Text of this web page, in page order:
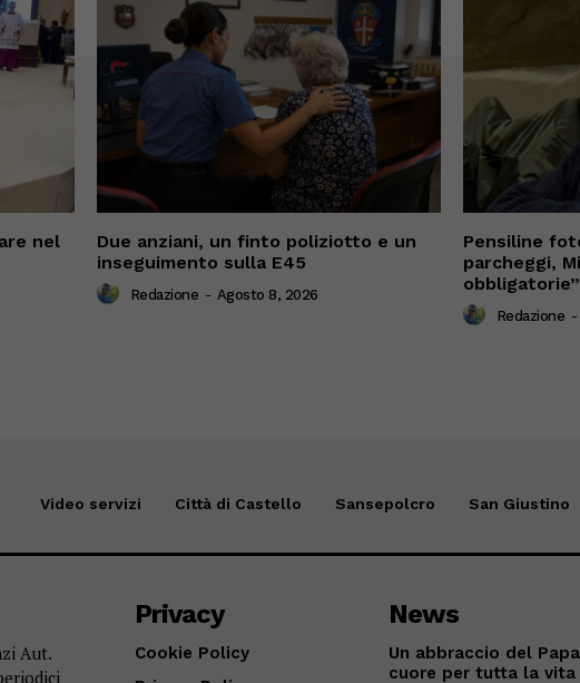
nel
Due anziani, un finto poliziotto e un
inseguimento sulla E45
Redazione - Agosto 8, 2026
Pensiline
parcheggi,
obbligatorie”
Redazione -
Video servizi Città di Castello Sansepolcro San Giustino
Aut.
Privacy
Cookie Policy
News
Un abbraccio del
cuore per tutta la vita